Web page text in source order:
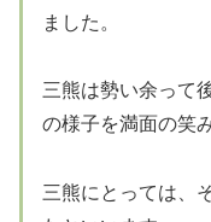
ました。
三熊は勢い余って
の様子を満面の笑
三熊にとっては、